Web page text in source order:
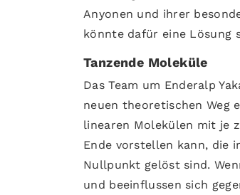
Anyonen und ihrer
könnte dafür eine Lösung
Tanzende Moleküle
Das Team um Enderalp
neuen theoretischen Weg
linearen Molekülen mit je
Ende vorstellen kann, die
Nullpunkt gelöst sind.
und beeinflussen sich